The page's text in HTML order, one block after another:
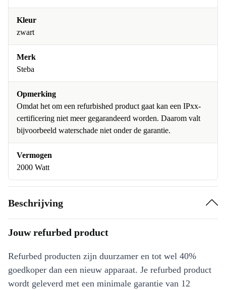
Kleur
zwart
Merk
Steba
Opmerking
Omdat het om een refurbished product gaat kan een IPxx-
certificering niet meer gegarandeerd worden. Daarom valt
bijvoorbeeld waterschade niet onder de garantie.
Vermogen
2000 Watt
Beschrijving
Jouw refurbed product
Refurbed producten zijn duurzamer en tot wel 40%
goedkoper dan een nieuw apparaat. Je refurbed product
wordt geleverd met een minimale garantie van 12